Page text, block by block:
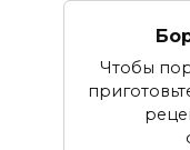
Чтобы